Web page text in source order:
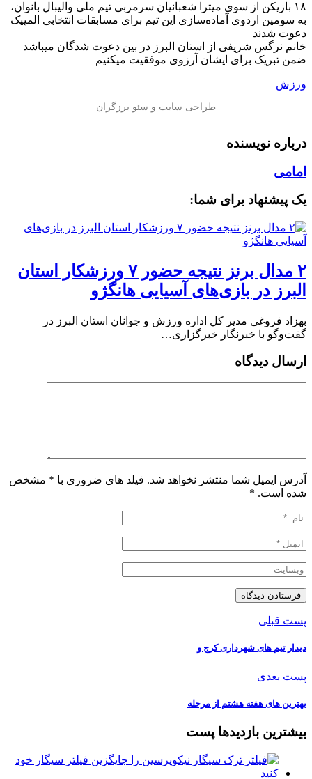
۱۸ بازیکن از سوی میترا شعبانیان سرمربی تیم ملی والیبال بانوان،
به سومین اردوی آماده‌سازی این تیم برای مسابقات انتخابی المپیک
دعوت شدند
خانم نرگس شریفی از استان البرز در بین دعوت شدگان میباشد
ضمن تبریک برای ایشان آرزوی موفقیت میکنیم
ورزش
درباره نویسنده
امامی
یک پیشنهاد برای شما:
۲ مدال برنز نتیجه حضور ۷ ورزشکار استان
البرز در بازی‌های آسیایی هانگژو
بهزاد فروغی مدیر کل اداره ورزش و جوانان استان البرز در
گفت‌وگو با خبرنگار خبرگزاری…
ارسال دیدگاه
آدرس ایمیل شما منتشر نخواهد شد. فیلد های ضروری با * مشخص
شده است. *
پست قبلی
دیدار تیم های شهرداری کرج و
پست بعدی
بهترین های هفته هشتم از مرحله
بیشترین بازدیدها پست